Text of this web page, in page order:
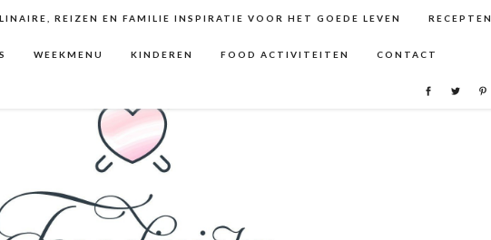
REIZEN EN FAMILIE INSPIRATIE VOOR HET GOEDE LEVEN RECEPTEN
WEEKMENU KINDEREN FOOD ACTIVITEITEN CONTACT